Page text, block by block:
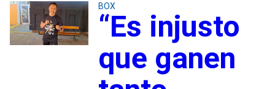
BOX
“Es injusto
que ganen